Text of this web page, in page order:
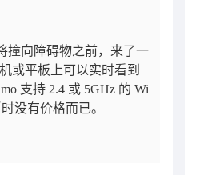
撞向障碍物之前，来了一
或平板上可以实时看到
支持 2.4 或 5GHz 的 Wi
没有价格而已。